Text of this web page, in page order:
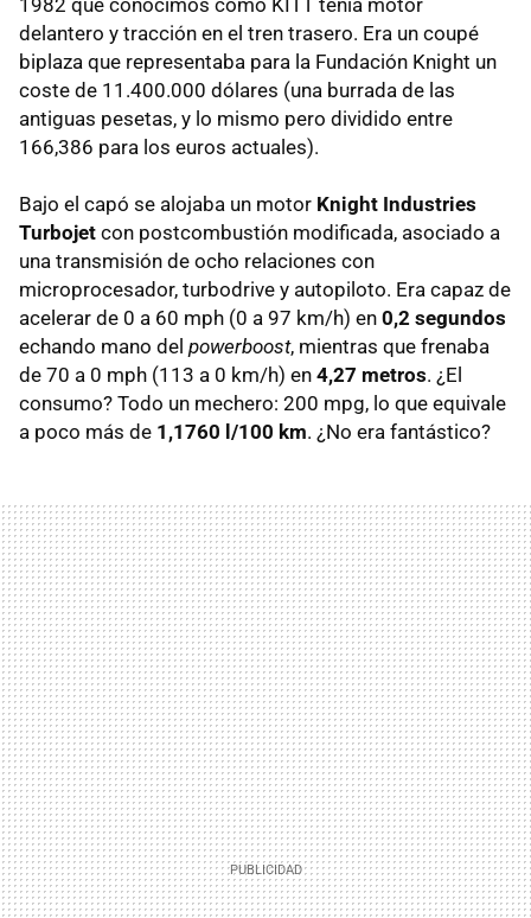
delantero y tracción en el tren trasero. Era un coupé
biplaza que representaba para la Fundación Knight un
coste de 11.400.000 dólares (una burrada de las
antiguas pesetas, y lo mismo pero dividido entre
166,386 para los euros actuales).
Bajo el capó se alojaba un motor Knight Industries
Turbojet con postcombustión modificada, asociado a
una transmisión de ocho relaciones con
microprocesador, turbodrive y autopiloto. Era capaz de
acelerar de 0 a 60 mph (0 a 97 km/h) en 0,2 segundos
echando mano del powerboost, mientras que frenaba
de 70 a 0 mph (113 a 0 km/h) en 4,27 metros. ¿El
consumo? Todo un mechero: 200 mpg, lo que equivale
a poco más de 1,1760 l/100 km. ¿No era fantástico?